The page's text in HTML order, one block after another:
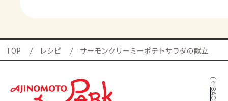
TOP レシピ サーモンクリーミーポテトサラダの献立